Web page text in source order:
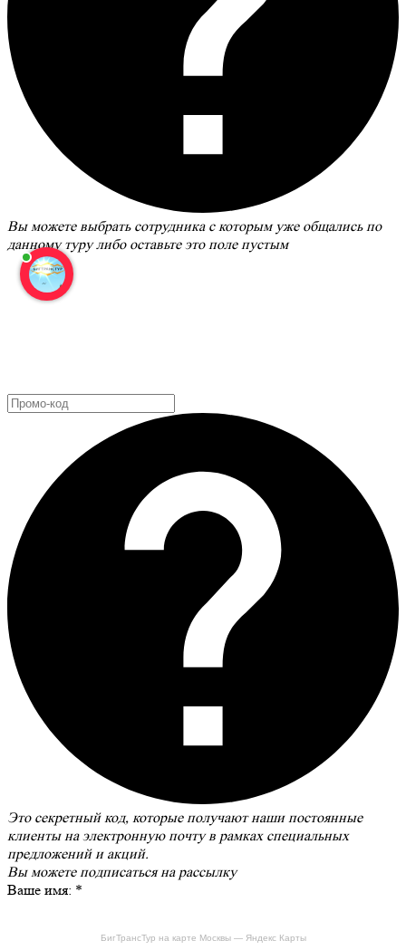
БигТрансТур на карте Москвы — Яндекс Карты
Вы можете выбрать сотрудника с которым уже общались по
данному туру либо оставьте это поле пустым
Это секретный код, которые получают наши постоянные
клиенты на электронную почту в рамках специальных
предложений и акций.
Вы можетеподписаться на рассылку
Ваше имя: *